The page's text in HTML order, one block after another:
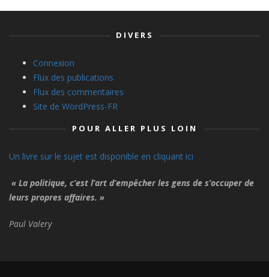
DIVERS
Connexion
Flux des publications
Flux des commentaires
Site de WordPress-FR
POUR ALLER PLUS LOIN
Un livre sur le sujet est disponible en cliquant ici
« La politique, c’est l’art d’empêcher les gens de s’occuper de
leurs propres affaires. »
Paul Valery